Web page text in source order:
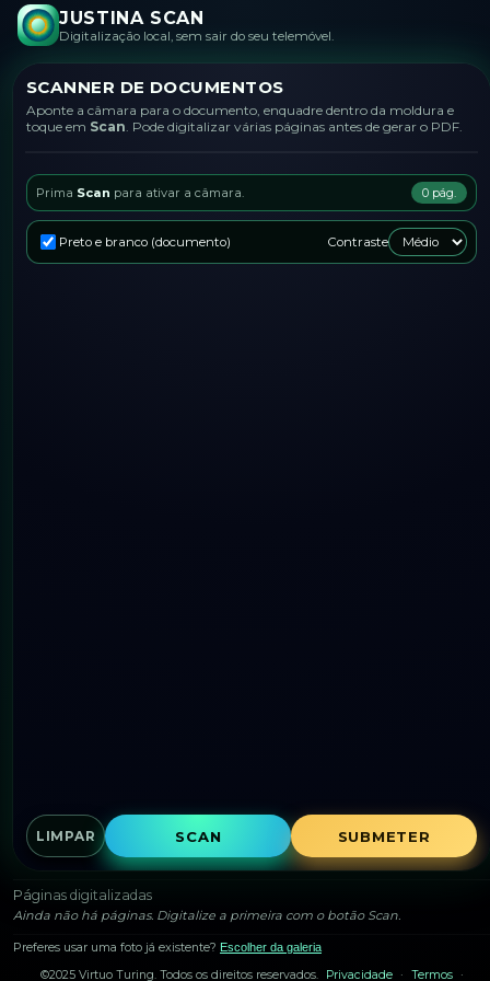
JUSTINA SCAN
Digitalização local, sem sair do seu telemóvel.
SCANNER DE DOCUMENTOS
Aponte a câmara para o documento, enquadre dentro da moldura e
toque em Scan. Pode digitalizar várias páginas antes de gerar o PDF.
Prima Scan para ativar a câmara. 0 pág.
Preto e branco (documento) Contraste
LIMPAR SCAN SUBMETER
Páginas digitalizadas
Ainda não há páginas. Digitalize a primeira com o botão Scan.
Preferes usar uma foto já existente? Escolher da galeria
©2025 Virtuo Turing. Todos os direitos reservados. Privacidade · Termos ·